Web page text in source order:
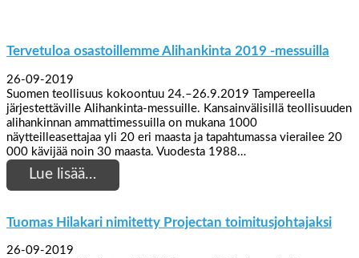
Tervetuloa osastoillemme Alihankinta 2019 -messuilla
26-09-2019
Suomen teollisuus kokoontuu 24.–26.9.2019 Tampereella
järjestettäville Alihankinta-messuille. Kansainvälisillä teollisuuden
alihankinnan ammattimessuilla on mukana 1000
näytteilleasettajaa yli 20 eri maasta ja tapahtumassa vierailee 20
000 kävijää noin 30 maasta. Vuodesta 1988…
Lue lisää…
Tuomas Hilakari nimitetty Projectan toimitusjohtajaksi
26-09-2019